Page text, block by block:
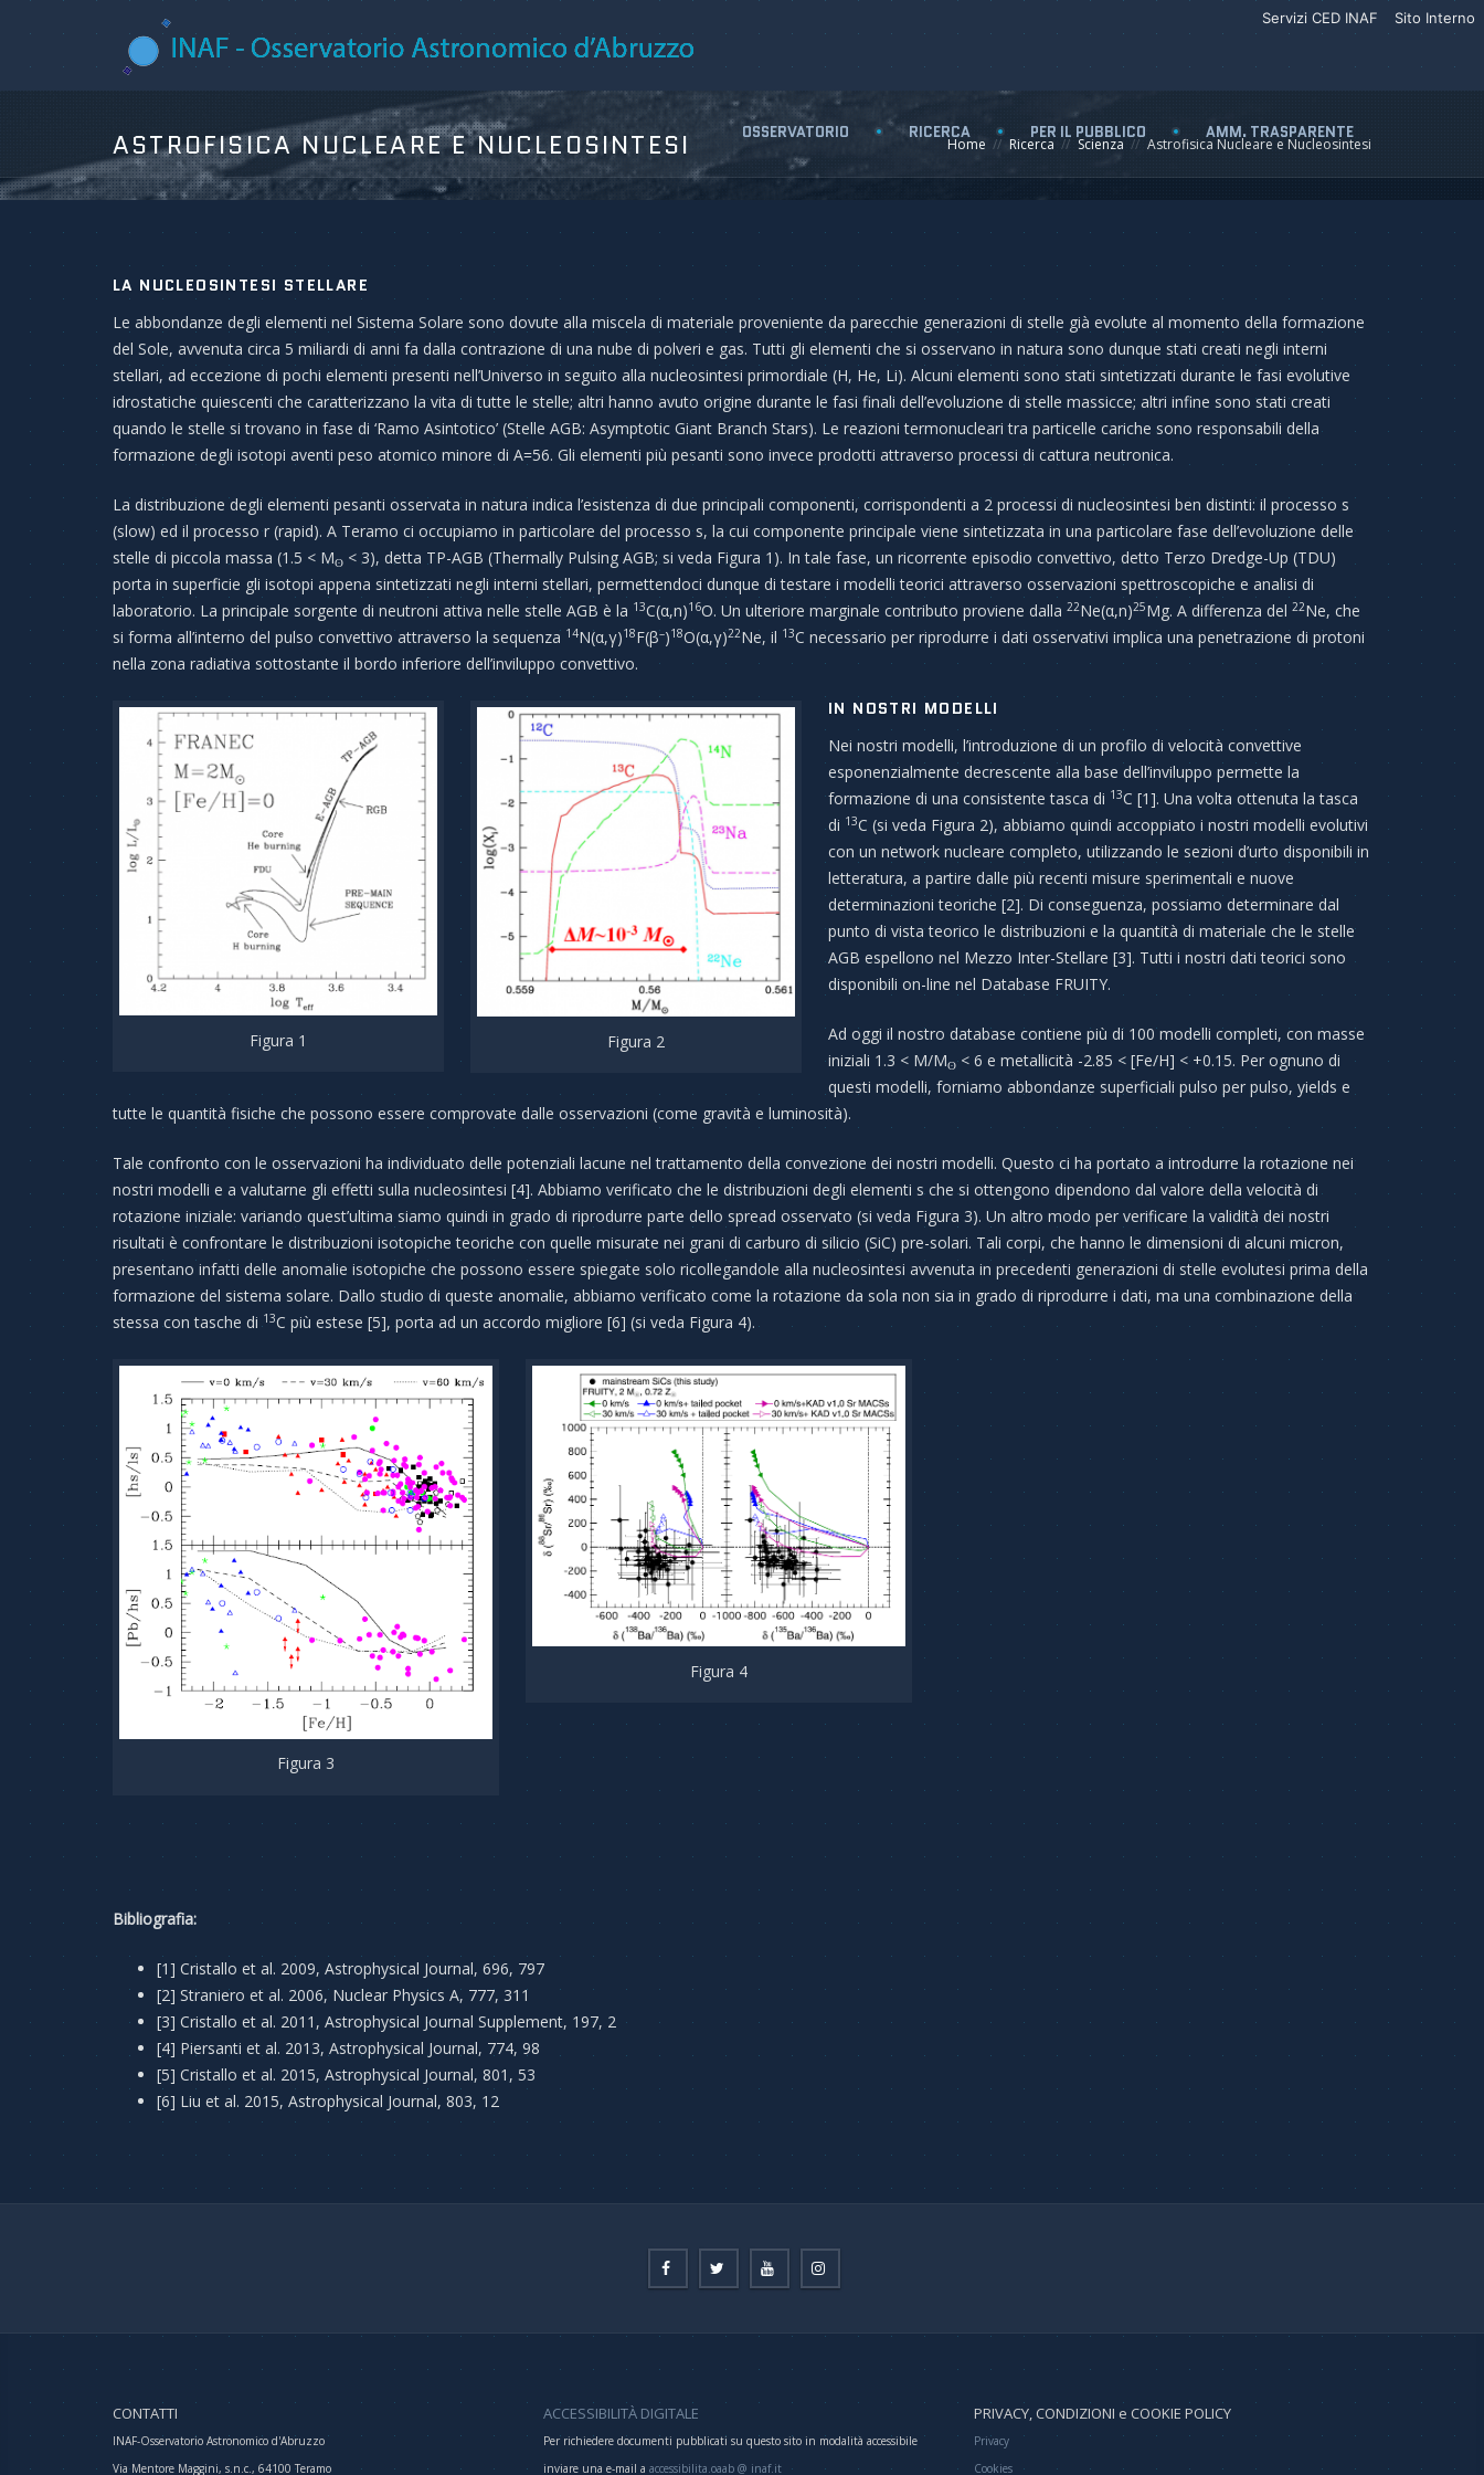
Sito Interno
Servizi CED INAF
OSSERVATORIO RICERCA PER IL PUBBLICO AMM. TRASPARENTE
ASTROFISICA NUCLEARE E NUCLEOSINTESI Home Ricerca Scienza Astrofisica Nucleare e Nucleosintesi
LA NUCLEOSINTESI STELLARE
Le abbondanze degli elementi nel Sistema Solare sono dovute alla miscela di materiale proveniente da parecchie generazioni di stelle già evolute al momento della formazione
del Sole, avvenuta circa 5 miliardi di anni fa dalla contrazione di una nube di polveri e gas. Tutti gli elementi che si osservano in natura sono dunque stati creati negli interni
stellari, ad eccezione di pochi elementi presenti nell’Universo in seguito alla nucleosintesi primordiale (H, He, Li). Alcuni elementi sono stati sintetizzati durante le fasi evolutive
idrostatiche quiescenti che caratterizzano la vita di tutte le stelle; altri hanno avuto origine durante le fasi finali dell’evoluzione di stelle massicce; altri infine sono stati creati
quando le stelle si trovano in fase di ‘Ramo Asintotico’ (Stelle AGB: Asymptotic Giant Branch Stars). Le reazioni termonucleari tra particelle cariche sono responsabili della
formazione degli isotopi aventi peso atomico minore di A=56. Gli elementi più pesanti sono invece prodotti attraverso processi di cattura neutronica.
La distribuzione degli elementi pesanti osservata in natura indica l’esistenza di due principali componenti, corrispondenti a 2 processi di nucleosintesi ben distinti: il processo s
(slow) ed il processo r (rapid). A Teramo ci occupiamo in particolare del processo s, la cui componente principale viene sintetizzata in una particolare fase dell’evoluzione delle
stelle di piccola massa (1.5 < Mʘ < 3), detta TP-AGB (Thermally Pulsing AGB; si veda Figura 1). In tale fase, un ricorrente episodio convettivo, detto Terzo Dredge-Up (TDU)
porta in superficie gli isotopi appena sintetizzati negli interni stellari, permettendoci dunque di testare i modelli teorici attraverso osservazioni spettroscopiche e analisi di
laboratorio. La principale sorgente di neutroni attiva nelle stelle AGB è la 13C(α,n)16O. Un ulteriore marginale contributo proviene dalla 22Ne(α,n)25Mg. A differenza del 22Ne, che
si forma all’interno del pulso convettivo attraverso la sequenza 14N(α,γ)18F(β–)18O(α,γ)22Ne, il 13C necessario per riprodurre i dati osservativi implica una penetrazione di protoni
nella zona radiativa sottostante il bordo inferiore dell’inviluppo convettivo.
Figura 1 Figura 2
IN NOSTRI MODELLI
Nei nostri modelli, l’introduzione di un profilo di velocità convettive
esponenzialmente decrescente alla base dell’inviluppo permette la
formazione di una consistente tasca di 13C [1]. Una volta ottenuta la tasca
di 13C (si veda Figura 2), abbiamo quindi accoppiato i nostri modelli evolutivi
con un network nucleare completo, utilizzando le sezioni d’urto disponibili in
letteratura, a partire dalle più recenti misure sperimentali e nuove
determinazioni teoriche [2]. Di conseguenza, possiamo determinare dal
punto di vista teorico le distribuzioni e la quantità di materiale che le stelle
AGB espellono nel Mezzo Inter-Stellare [3]. Tutti i nostri dati teorici sono
disponibili on-line nel Database FRUITY.
Ad oggi il nostro database contiene più di 100 modelli completi, con masse
iniziali 1.3 < M/Mʘ< 6 e metallicità -2.85 < [Fe/H] < +0.15. Per ognuno di
questi modelli, forniamo abbondanze superficiali pulso per pulso, yields e
tutte le quantità fisiche che possono essere comprovate dalle osservazioni (come gravità e luminosità).
Tale confronto con le osservazioni ha individuato delle potenziali lacune nel trattamento della convezione dei nostri modelli. Questo ci ha portato a introdurre la rotazione nei
nostri modelli e a valutarne gli effetti sulla nucleosintesi [4]. Abbiamo verificato che le distribuzioni degli elementi s che si ottengono dipendono dal valore della velocità di
rotazione iniziale: variando quest’ultima siamo quindi in grado di riprodurre parte dello spread osservato (si veda Figura 3). Un altro modo per verificare la validità dei nostri
risultati è confrontare le distribuzioni isotopiche teoriche con quelle misurate nei grani di carburo di silicio (SiC) pre-solari. Tali corpi, che hanno le dimensioni di alcuni micron,
presentano infatti delle anomalie isotopiche che possono essere spiegate solo ricollegandole alla nucleosintesi avvenuta in precedenti generazioni di stelle evolutesi prima della
formazione del sistema solare. Dallo studio di queste anomalie, abbiamo verificato come la rotazione da sola non sia in grado di riprodurre i dati, ma una combinazione della
stessa con tasche di13C più estese [5], porta ad un accordo migliore [6] (si veda Figura 4).
Figura 3
Figura 4
Bibliografia:
[1] Cristallo et al. 2009, Astrophysical Journal, 696, 797
[2] Straniero et al. 2006, Nuclear Physics A, 777, 311
[3] Cristallo et al. 2011, Astrophysical Journal Supplement, 197, 2
[4] Piersanti et al. 2013, Astrophysical Journal, 774, 98
[5] Cristallo et al. 2015, Astrophysical Journal, 801, 53
[6] Liu et al. 2015, Astrophysical Journal, 803, 12
CONTATTI
INAF-Osservatorio Astronomico d'Abruzzo
Via Mentore Maggini, s.n.c., 64100 Teramo
ACCESSIBILITÀ DIGITALE
Per richiedere documenti pubblicati su questo sito in modalità accessibile
inviare una e-mail a accessibilita.oaab @ inaf.it
PRIVACY, CONDIZIONI e COOKIE POLICY
Privacy
Cookies